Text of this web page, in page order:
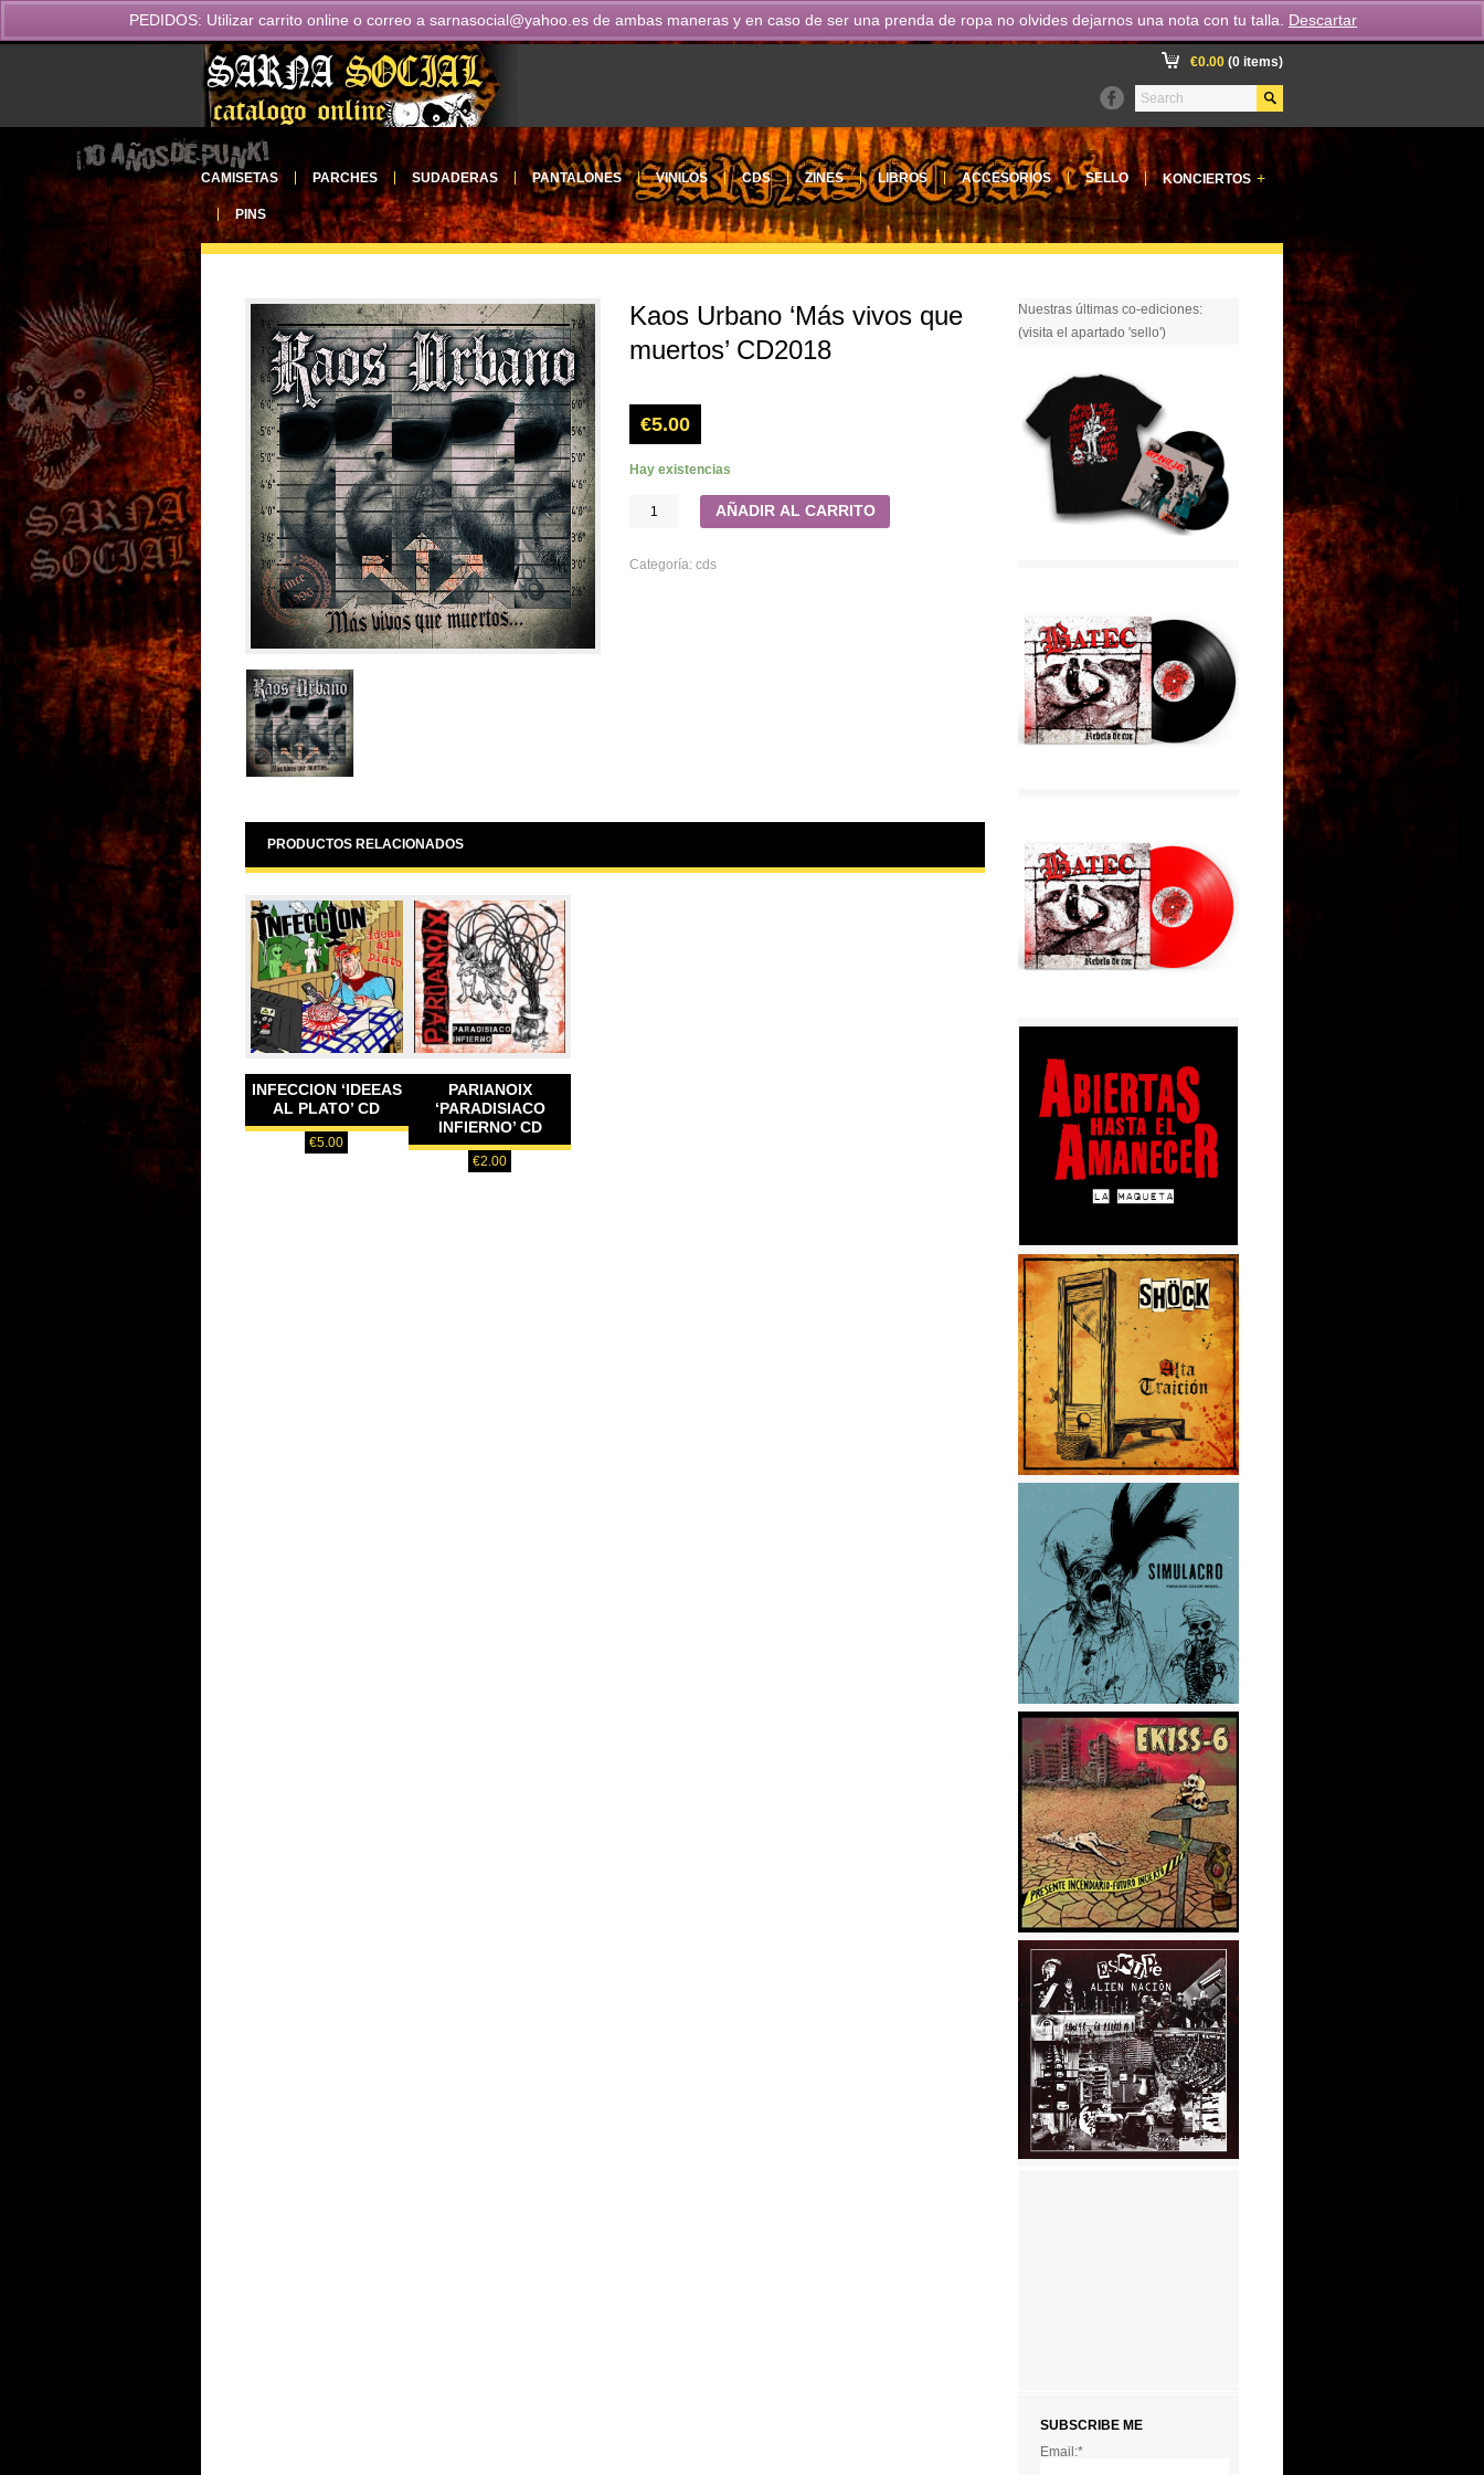
€0.00 (0 items)
CAMISETAS PARCHES SUDADERAS PANTALONES VINILOS CDS ZINES LIBROS ACCESORIOS SELLO KONCIERTOS +
PINS
Kaos Urbano ‘Más vivos que
muertos’ CD2018
€5.00
Hay existencias
AÑADIR AL CARRITO
Categoría:cds
PRODUCTOS RELACIONADOS
INFECCION ‘IDEEAS
AL PLATO’ CD
€5.00
PARIANOIX
‘PARADISIACO
INFIERNO’ CD
€2.00
Nuestras últimas co-ediciones:
(visita el apartado 'sello')
SUBSCRIBE ME
Email:*
PEDIDOS: Utilizar carrito online o correo a sarnasocial@yahoo.es de ambas maneras y en caso de ser una prenda de ropa no olvides dejarnos una nota con tu talla. Descartar